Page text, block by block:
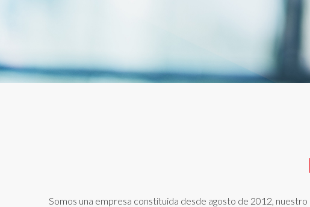
Somos una empresa constituida desde agosto de 2012,